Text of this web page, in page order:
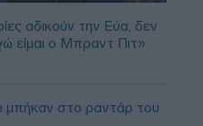
αδικούν την Εύα, δεν
είμαι ο Μπραντ Πιτ»
μπήκαν στο ραντάρ του